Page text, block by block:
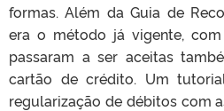
formas. Além da Guia de
era o método já vigente,
passaram a ser aceitas
cartão de crédito. Um
regularização de débitos com